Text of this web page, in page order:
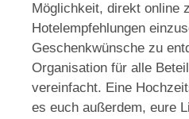
Möglichkeit, direkt online
Hotelempfehlungen
Geschenkwünsche zu
Organisation für alle
vereinfacht. Eine
es euch außerdem, eure